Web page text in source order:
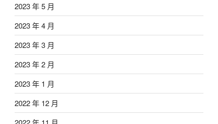
2023 年 5 月
2023 年 4 月
2023 年 3 月
2023 年 2 月
2023 年 1 月
2022 年 12 月